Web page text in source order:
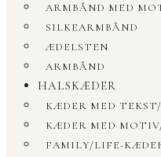
ARMBÅND MED
SILKEARMBÅND
ÆDELSTEN
ARMBÅND
HALSKÆDER
KÆDER MED
KÆDER MED
FAMILY/LIFE-